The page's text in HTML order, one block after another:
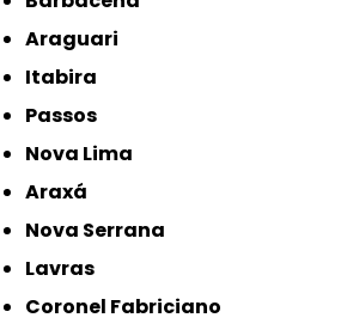
Araguari
Itabira
Passos
Nova Lima
Araxá
Nova Serrana
Lavras
Coronel Fabriciano